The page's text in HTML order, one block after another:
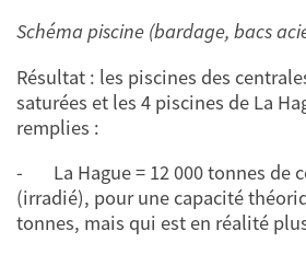
Schéma piscine (bardage, bacs
Résultat : les piscines des
saturées et les 4 piscines de La
remplies :
- La Hague = 12 000 tonnes de
(irradié), pour une capacité
tonnes, mais qui est en réalité